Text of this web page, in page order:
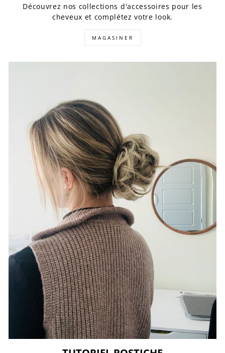
Découvrez nos collections d'accessoires pour les
cheveux et complétez votre look.
MAGASINER